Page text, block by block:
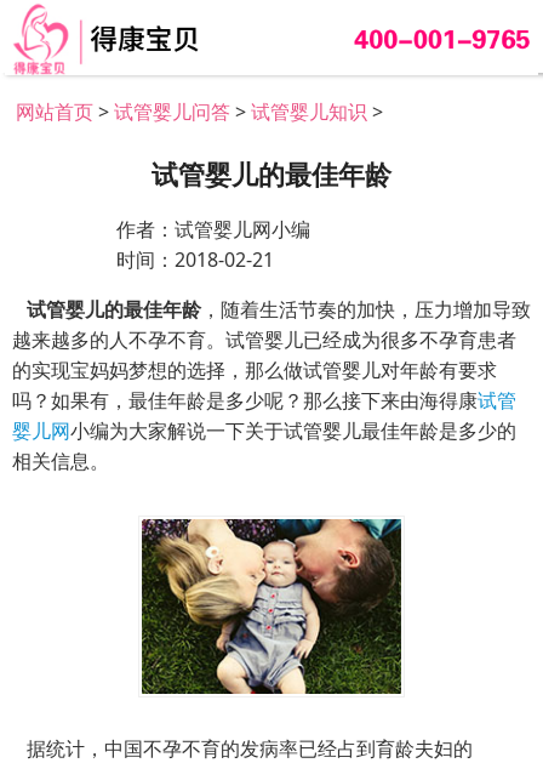
网站首页>试管婴儿问答>试管婴儿知识 >
试管婴儿的最佳年龄
作者：试管婴儿网小编
时间：2018-02-21
试管婴儿的最佳年龄，随着生活节奏的加快， 压力增加导致
越来越多的人不孕不育。试管婴儿已经成为很多不孕育患者
的实现宝妈妈梦想的选择，那么做试管婴儿对年龄有要求
吗？如果有，最佳年龄是多少呢？那么接下来由海得康试管
婴儿网小编为大家解说一下关于试管婴儿最佳年龄是多少的
相关信息。
据统计，中国不孕不育的发病率已经占到育龄夫妇的